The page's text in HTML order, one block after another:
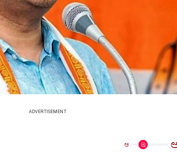
ADVERTISEMENT
ಅ